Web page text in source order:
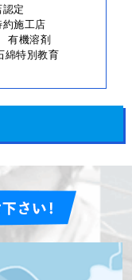
定
施工店
有機溶剤
綿特別教育